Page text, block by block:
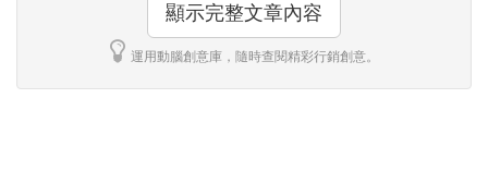
顯示完整文章內容
運用動腦創意庫，隨時查閱精彩行銷創意。